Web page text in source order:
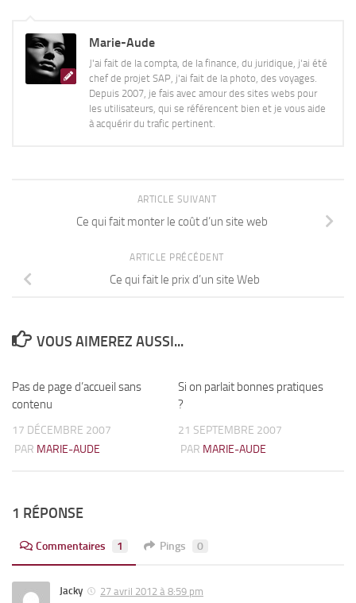
Marie-Aude
J'ai fait de la compta, de la finance, du juridique, j'ai été
chef de projet SAP, j'ai fait de la photo, des voyages.
Depuis 2007, je fais avec amour des sites webs pour
les utilisateurs, qui se référencent bien et je vous aide
à acquérir du trafic pertinent.
ARTICLE SUIVANT
Ce qui fait monter le coût d’un site web
ARTICLE PRÉCÉDENT
Ce qui fait le prix d’un site Web
VOUS AIMEREZ AUSSI...
Pas de page d’accueil sans
contenu
17 DÉCEMBRE 2007
PAR MARIE-AUDE
Si on parlait bonnes pratiques
?
21 SEPTEMBRE 2007
PAR MARIE-AUDE
1 RÉPONSE
Commentaires 1 Pings 0
Jacky 27 avril 2012 à 8:59 pm